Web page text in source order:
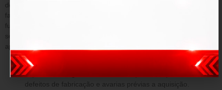
descritas abaixo, a qualidade do produto contra defeitos de
fabricação que venham afetar a integridade física e/ou o
funcionamento do mesmo, durante este período, será submetida
sem ônus para o cliente, todas as peças e componentes que
apresentarem defeitos comprovados de projeto e/ou fabricação.
DA GARANTIA
O produto fica garantido dentro do prazo estipulado contra:
defeitos de fabricação e avarias prévias a aquisição.